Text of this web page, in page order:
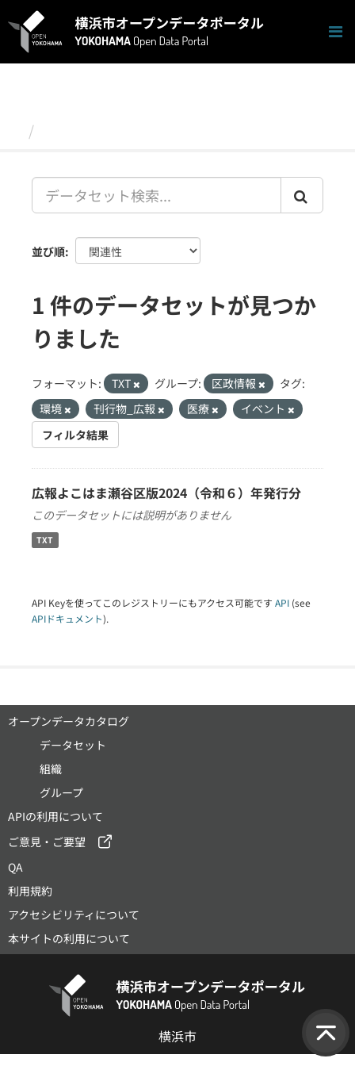
キ
並び順
1 件のデータセットが見つか
りました
フォーマット: TXT グループ: 区政情報
タグ:
環境
刊行物_広報 医療
イベント
フィルタ結果
広報よこはま瀬谷区版2024（令和６）年発行分
このデータセットには説明がありません
TXT
API Keyを使ってこのレジストリーにもアクセス可能です API (see
APIドキュメント).
オープンデータカタログ
データセット
組織
グループ
APIの利用について
ご意見・ご要望
QA
利用規約
アクセシビリティについて
本サイトの利用について
横浜市